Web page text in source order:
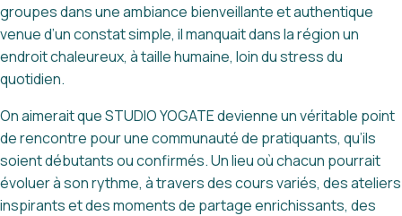
groupes dans une ambiance bienveillante et authentique
venue d’un constat simple, il manquait dans la région un
endroit chaleureux, à taille humaine, loin du stress du
quotidien.
On aimerait que STUDIO YOGATE devienne un véritable point
de rencontre pour une communauté de pratiquants, qu’ils
soient débutants ou confirmés. Un lieu où chacun pourrait
évoluer à son rythme, à travers des cours variés, des ateliers
inspirants et des moments de partage enrichissants, des